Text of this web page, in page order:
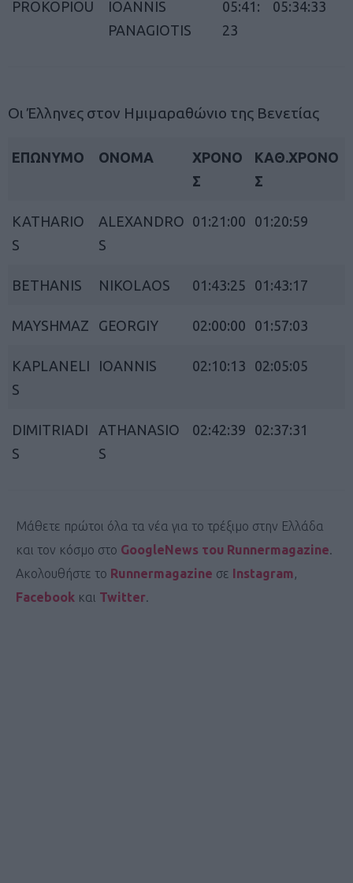
PROKOPIOU
IOANNIS
PANAGIOTIS
05:41:
23
05:34:33
Οι Έλληνες στον Ημιμαραθώνιο της Βενετίας
ΕΠΩΝΥΜΟ ΟΝΟΜΑ
ΧΡΟΝΟ
Σ
ΚΑΘ.ΧΡΟΝΟ
Σ
KATHARIO
S
ALEXANDRO
S
01:21:00 01:20:59
BETHANIS NIKOLAOS 01:43:25 01:43:17
MAYSHMAZ GEORGIY 02:00:00 01:57:03
KAPLANELI
S
IOANNIS 02:10:13 02:05:05
DIMITRIADI
S
ATHANASIO
S
02:42:39 02:37:31
Μάθετε πρώτοι όλα τα νέα για το τρέξιμο στην Ελλάδα
και τον κόσμο στο GoogleNews του Runnermagazine.
Ακολουθήστε το Runnermagazine σε Instagram,
Facebook και Twitter.